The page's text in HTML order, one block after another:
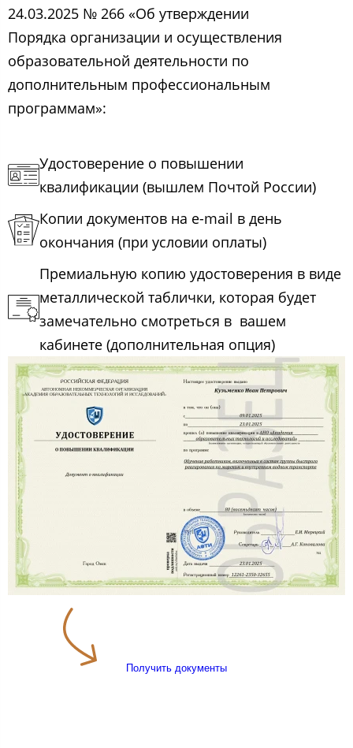
24.03.2025 № 266 «Об утверждении
Порядка организации и осуществления
образовательной деятельности по
дополнительным профессиональным
программам»:
Удостоверение о повышении
квалификации (вышлем Почтой России)
Копии документов на e-mail в день
окончания (при условии оплаты)
Премиальную копию удостоверения в виде
металлической таблички, которая будет
замечательно смотреться в вашем
кабинете (дополнительная опция)
Получить документы